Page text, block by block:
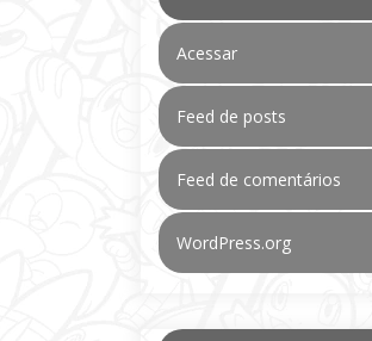
Acessar
Feed de posts
Feed de comentários
WordPress.org